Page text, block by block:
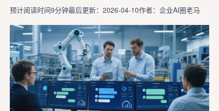
预计阅读时间9分钟最后更新：2026-04-10作者：企业AI圈老马